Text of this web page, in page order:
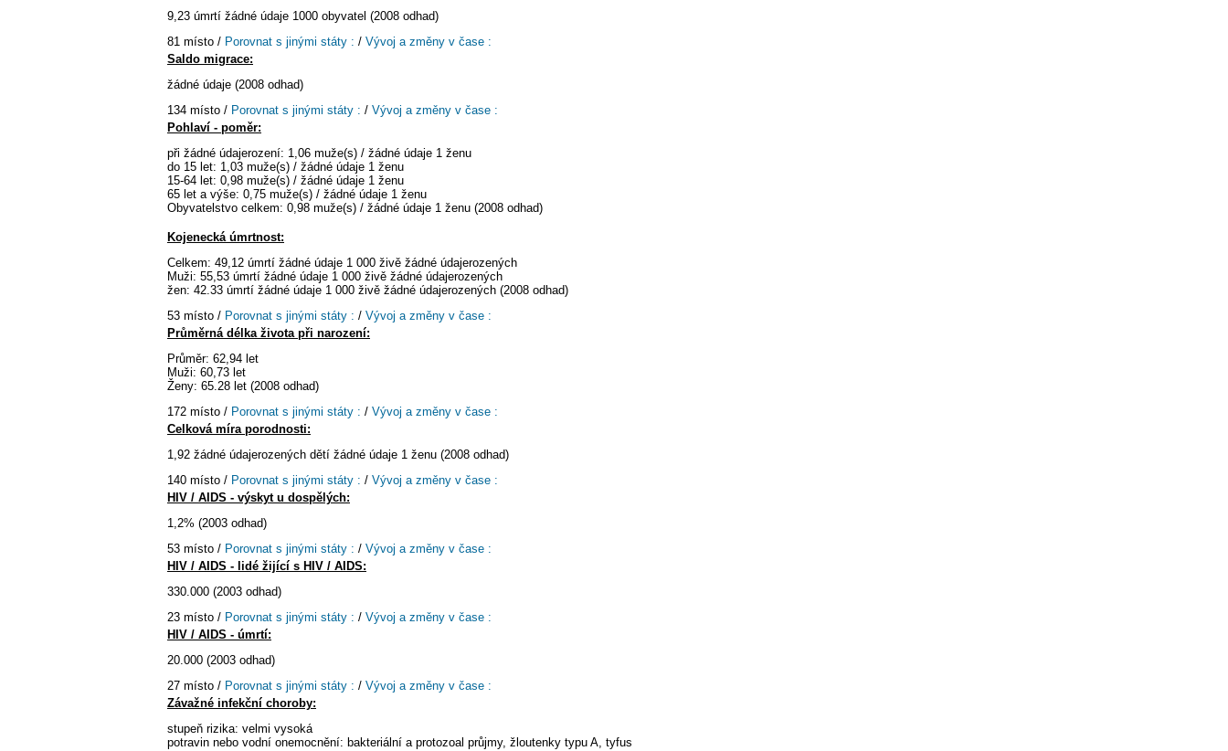
9,23 úmrtí žádné údaje 1000 obyvatel (2008 odhad)
81 místo / Porovnat s jinými státy : / Vývoj a změny v čase :
Saldo migrace:
žádné údaje (2008 odhad)
134 místo / Porovnat s jinými státy : / Vývoj a změny v čase :
Pohlaví - poměr:
při žádné údajerození: 1,06 muže(s) / žádné údaje 1 ženu
do 15 let: 1,03 muže(s) / žádné údaje 1 ženu
15-64 let: 0,98 muže(s) / žádné údaje 1 ženu
65 let a výše: 0,75 muže(s) / žádné údaje 1 ženu
Obyvatelstvo celkem: 0,98 muže(s) / žádné údaje 1 ženu (2008 odhad)
Kojenecká úmrtnost:
Celkem: 49,12 úmrtí žádné údaje 1 000 živě žádné údajerozených
Muži: 55,53 úmrtí žádné údaje 1 000 živě žádné údajerozených
žen: 42.33 úmrtí žádné údaje 1 000 živě žádné údajerozených (2008 odhad)
53 místo / Porovnat s jinými státy : / Vývoj a změny v čase :
Průměrná délka života při narození:
Průměr: 62,94 let
Muži: 60,73 let
Ženy: 65.28 let (2008 odhad)
172 místo / Porovnat s jinými státy : / Vývoj a změny v čase :
Celková míra porodnosti:
1,92 žádné údajerozených dětí žádné údaje 1 ženu (2008 odhad)
140 místo / Porovnat s jinými státy : / Vývoj a změny v čase :
HIV / AIDS - výskyt u dospělých:
1,2% (2003 odhad)
53 místo / Porovnat s jinými státy : / Vývoj a změny v čase :
HIV / AIDS - lidé žijící s HIV / AIDS:
330.000 (2003 odhad)
23 místo / Porovnat s jinými státy : / Vývoj a změny v čase :
HIV / AIDS - úmrtí:
20.000 (2003 odhad)
27 místo / Porovnat s jinými státy : / Vývoj a změny v čase :
Závažné infekční choroby:
stupeň rizika: velmi vysoká
potravin nebo vodní onemocnění: bakteriální a protozoal průjmy, žloutenky typu A, tyfus